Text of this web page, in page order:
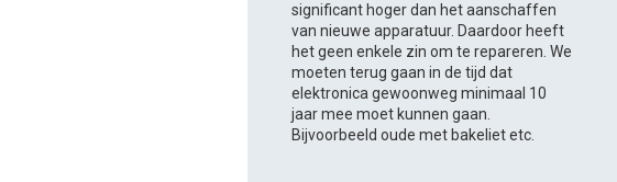
significant hoger dan het aanschaffen
van nieuwe apparatuur. Daardoor heeft
het geen enkele zin om te repareren. We
moeten terug gaan in de tijd dat
elektronica gewoonweg minimaal 10
jaar mee moet kunnen gaan.
Bijvoorbeeld oude met bakeliet etc.